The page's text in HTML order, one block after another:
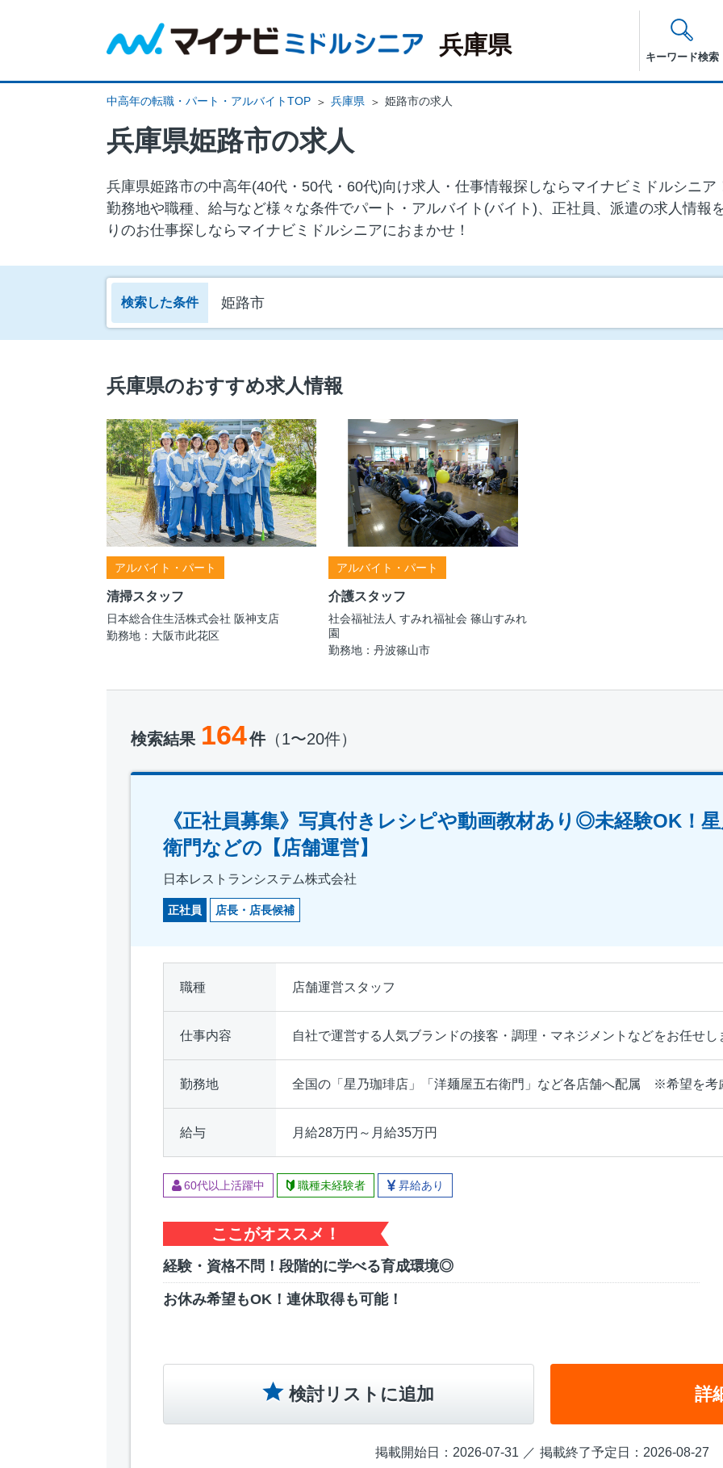
兵庫県 キーワード検索
中高年の転職・パート・アルバイトTOP 兵庫県 姫路市の求人
兵庫県姫路市の求人
兵庫県姫路市の中⾼年(40代・50代・60代)向け求⼈・仕事情報探しならマイナビミドルシニ
勤務地や職種、給与など様々な条件でパート・アルバイト(バイト)、正社員、派遣の求人情報
りのお仕事探しならマイナビミドルシニアにおまかせ！
検索した条件 姫路市
兵庫県のおすすめ求人情報
アルバイト・パート
清掃スタッフ
日本総合住生活株式会社 阪神支店
勤務地：大阪市此花区
アルバイト・パート
介護スタッフ
社会福祉法人 すみれ福祉会 篠山すみれ
園
勤務地：丹波篠山市
検索結果 164件（1〜20件）
《正社員募集》写真付きレシピや動画教材あり◎未経験OK！
衛門などの【店舗運営】
日本レストランシステム株式会社
正社員 店長・店長候補
職種 店舗運営スタッフ
仕事内容 自社で運営する人気ブランドの接客・調理・マネジメントなどをお任せし
勤務地 全国の「星乃珈琲店」「洋麺屋五右衛門」など各店舗へ配属 ※希望を考
給与 月給28万円～月給35万円
60代以上活躍中 職種未経験者 昇給あり
ここがオススメ！
経験・資格不問！段階的に学べる育成環境◎
お休み希望もOK！連休取得も可能！
検討リストに追加 詳
掲載開始日：2026-07-31 掲載終了予定日：2026-08-27